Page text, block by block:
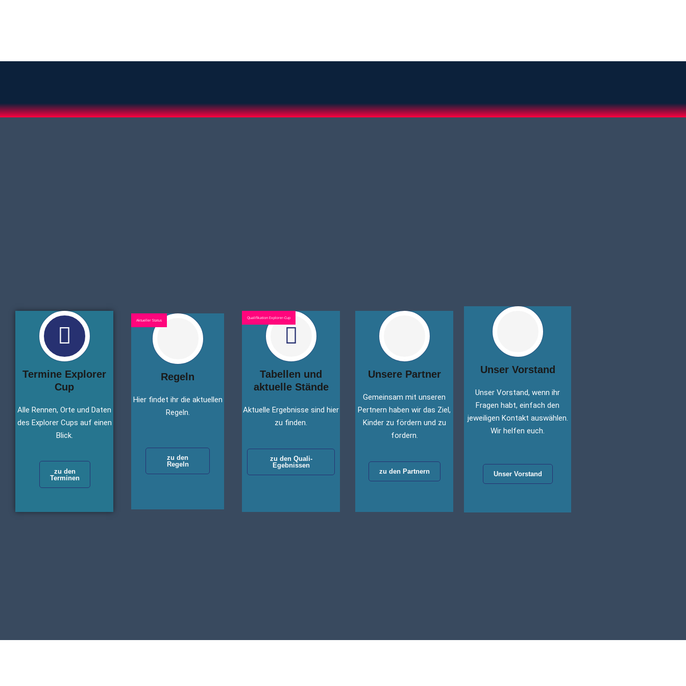
Termine Explorer
Cup
Alle Rennen, Orte und Daten
des Explorer Cups auf einen
Blick.
zu den
Terminen
Regeln
Hier findet ihr die aktuellen
Regeln.
zu den
Regeln
Aktueller Status
Tabellen und
aktuelle Stände
Aktuelle Ergebnisse sind hier
zu finden.
zu den Quali-
Egebnissen
Qualifikation Explorer-Cup
Unsere Partner
Gemeinsam mit unseren
Pertnern haben wir das Ziel,
Kinder zu fördern und zu
fordern.
zu den Partnern
Unser Vorstand
Unser Vorstand, wenn ihr
Fragen habt, einfach den
jeweiligen Kontakt auswählen.
Wir helfen euch.
Unser Vorstand